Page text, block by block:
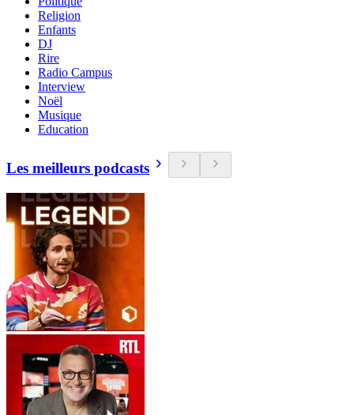
Religion
Enfants
DJ
Rire
Radio Campus
Interview
Noël
Musique
Education
Les meilleurs podcasts